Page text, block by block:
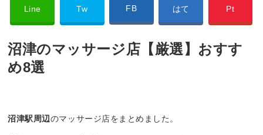
Line Tw FB はて Pt
沼津のマッサージ店【厳選】おすす
め8選
沼津駅周辺のマッサージ店をまとめました。